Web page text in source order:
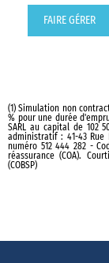
FAIRE GÉRER
(1) Simulation non
% pour une durée
SARL au capital de 102
administratif : 41-43 Rue
numéro 512 444 282 -
réassurance (COA).
(COBSP)